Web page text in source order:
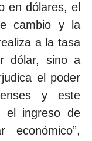
en dólares, el
cambio y la
a la tasa
dólar, sino a
el poder
y este
el ingreso de